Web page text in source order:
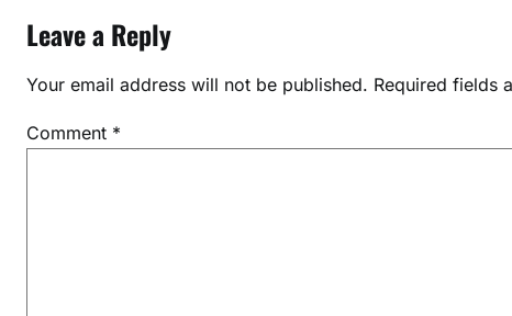
Leave a Reply
Your email address will not be published. Required fields
Comment *